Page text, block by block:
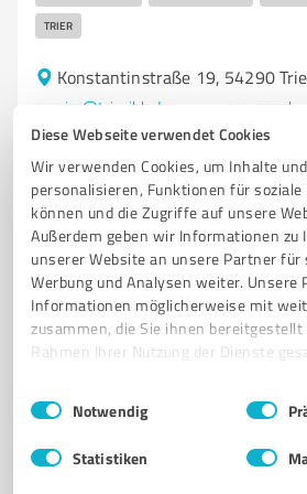
Diese Webseite verwendet Cookies
Wir verwenden Cookies, um Inhalte
personalisieren, Funktionen für
können und die Zugriffe auf unsere
Außerdem geben wir Informationen zu
unserer Website an unsere Partner für
Werbung und Analysen weiter. Unsere
Informationen möglicherweise mit
zusammen, die Sie ihnen bereitgestellt
Rahmen Ihrer Nutzung der Dienste
Impressum Datenschutzbestimmungen
Einwilligungsauswahl
Notwendig
Statistiken
TRIER
Konstantinstraße 19, 54290
service@trier.ihk.de www.avg-
3,70 / 5,00
3Bewertungen (1 Quelle)
Sie möchten auch hier